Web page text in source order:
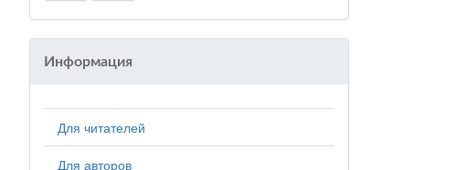
Информация
Для читателей
Для авторов